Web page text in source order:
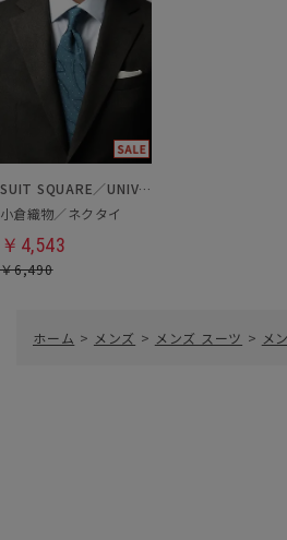
SUIT SQUARE／UNIVERSAL LANGUAGE
小倉織物／ネクタイ
￥4,543
￥6,490
ホーム > メンズ > メンズ スーツ > メ